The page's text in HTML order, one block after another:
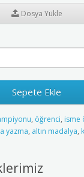
Dosya Yükle
Sepete Ekle
, öğrenci, isme
yazma, altın madalya,